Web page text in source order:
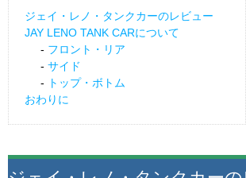
ジェイ・レノ・タンクカーのレビュー
JAY LENO TANK CARについて
フロント・リア
サイド
トップ・ボトム
おわりに